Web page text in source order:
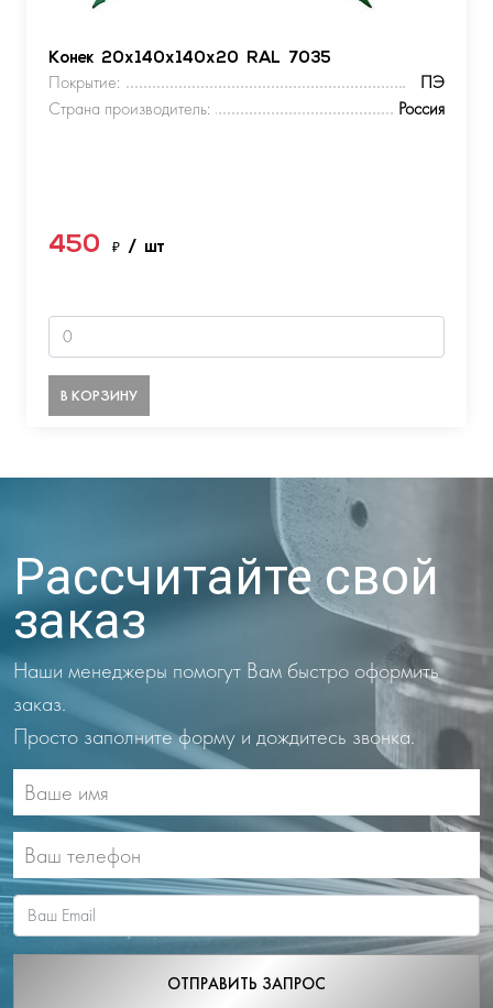
Конек 20х140х140х20 RAL 7035
Покрытие:
ПЭ
Страна производитель:
Россия
450 ₽ / шт
В КОРЗИНУ
Рассчитайте свой
заказ
Наши менеджеры помогут Вам быстро оформить
заказ.
Просто заполните форму и дождитесь звонка.
ОТПРАВИТЬ ЗАПРОС